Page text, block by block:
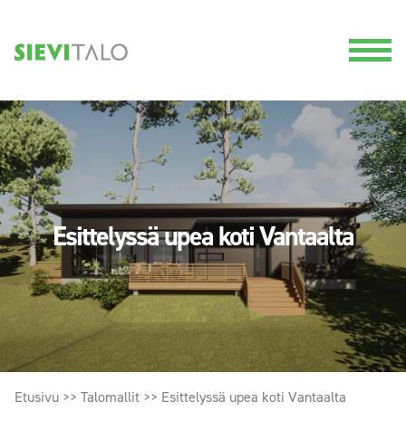
Esittelyssä upea koti Vantaalta
Etusivu >> Talomallit >> Esittelyssä upea koti Vantaalta